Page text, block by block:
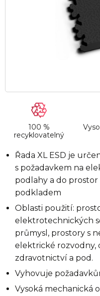
100 %
recyklovatelný
Řada XL ESD je
s požadavkem na
podlahy a do
podkladem
Oblasti použití:
elektrotechnických
průmysl, prostory s
elektrické rozvodny,
zdravotnictví a pod.
Vyhovuje
Vysoká mechanická